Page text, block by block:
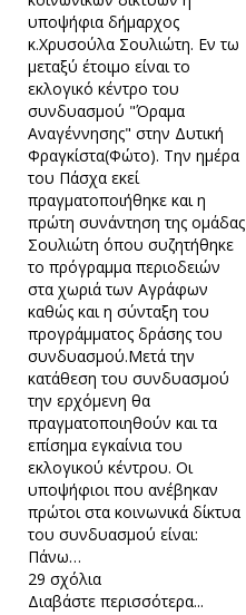
υποψήφια δήμαρχος
κ.Χρυσούλα Σουλιώτη. Εν τω
μεταξύ έτοιμο είναι το
εκλογικό κέντρο του
συνδυασμού "Όραμα
Αναγέννησης" στην Δυτική
Φραγκίστα(Φώτο). Την ημέρα
του Πάσχα εκεί
πραγματοποιήθηκε και η
πρώτη συνάντηση της ομάδας
Σουλιώτη όπου συζητήθηκε
το πρόγραμμα περιοδειών
στα χωριά των Αγράφων
καθώς και η σύνταξη του
προγράμματος δράσης του
συνδυασμού.Μετά την
κατάθεση του συνδυασμού
την ερχόμενη θα
πραγματοποιηθούν και τα
επίσημα εγκαίνια του
εκλογικού κέντρου. Οι
υποψήφιοι που ανέβηκαν
πρώτοι στα κοινωνικά δίκτυα
του συνδυασμού είναι:
Πάνω…
29 σχόλια
Διαβάστε περισσότερα...